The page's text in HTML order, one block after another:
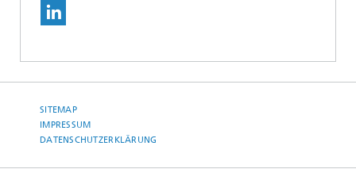
SITEMAP
IMPRESSUM
DATENSCHUTZERKLÄRUNG